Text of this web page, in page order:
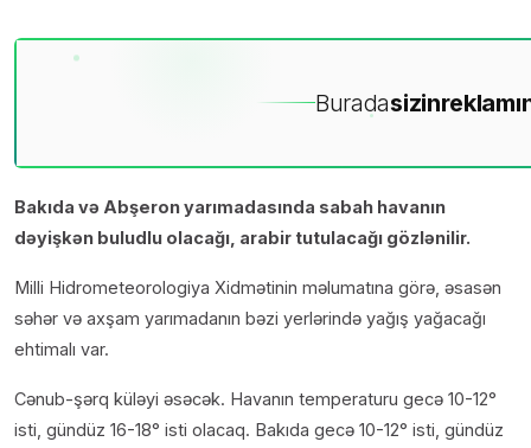
Buradasizin
Bakıda və Abşeron yarımadasında sabah havanın
dəyişkən buludlu olacağı, arabir tutulacağı gözlənilir.
Milli Hidrometeorologiya Xidmətinin məlumatına görə, əsasən
səhər və axşam yarımadanın bəzi yerlərində yağış yağacağı
ehtimalı var.
Cənub-şərq küləyi əsəcək. Havanın temperaturu gecə 10-12°
isti, gündüz 16-18° isti olacaq. Bakıda gecə 10-12° isti, gündüz